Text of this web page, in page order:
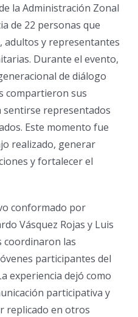
la Administración Zonal
de 22 personas que
adultos y representantes
Durante el evento,
de diálogo
compartieron sus
representados
Este momento fue
realizado, generar
y fortalecer el
conformado por
Vásquez Rojas y Luis
coordinaron las
participantes del
experiencia dejó como
participativa y
replicado en otros